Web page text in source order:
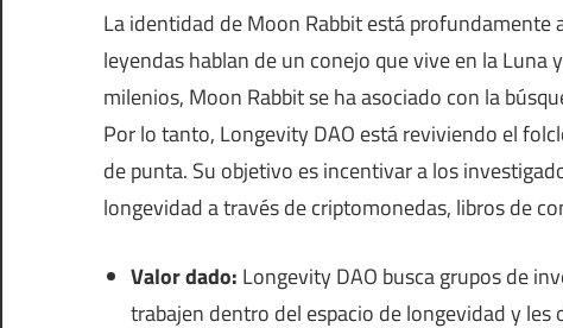
La identidad de Moon Rabbit está
leyendas hablan de un conejo que vive en la
milenios, Moon Rabbit se ha asociado con la
Por lo tanto, Longevity DAO está reviviendo el
de punta. Su objetivo es incentivar a los
longevidad a través de criptomonedas, libros de
Valor dado: Longevity DAO busca grupos de
trabajen dentro del espacio de longevidad y